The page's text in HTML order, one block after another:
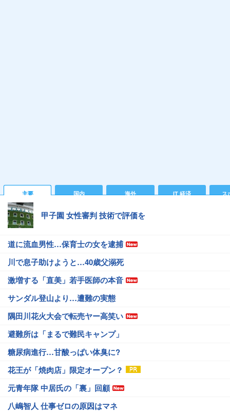
主要 国内 海外 IT 経済 ス
甲子園 女性審判 技術で評価を
道に流血男性…保育士の女を逮捕
川で息子助けようと…40歳父溺死
激増する「直美」若手医師の本音
サンダル登山より…遭難の実態
隅田川花火大会で転売ヤー高笑い
避難所は「まるで難民キャンプ」
糖尿病進行…甘酸っぱい体臭に?
花王が「焼肉店」限定オープン？
元青年隊 中居氏の「裏」回顧
八嶋智人 仕事ゼロの原因はマネ